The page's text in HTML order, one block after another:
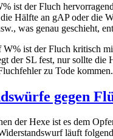
ist der Fluch
Hälfte an gAP oder die
was genau geschieht,
W% ist der Fluch kritisch
der SL fest, nur sollte die
zu Tode kommen.
gegen
der Hexe ist es dem
läuft